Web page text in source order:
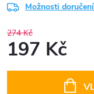
Možnosti doručení
274 Kč
197 Kč